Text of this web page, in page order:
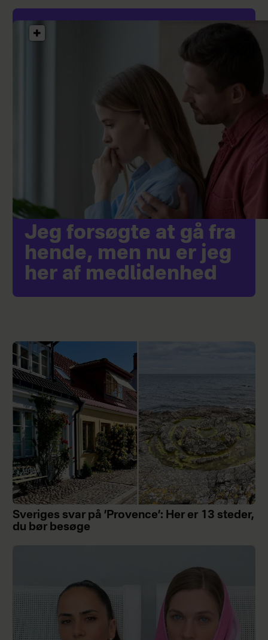
Jeg forsøgte at gå fra
hende, men nu er jeg
her af medlidenhed
Sveriges svar på ’Provence’: Her er 13 steder,
du bør besøge